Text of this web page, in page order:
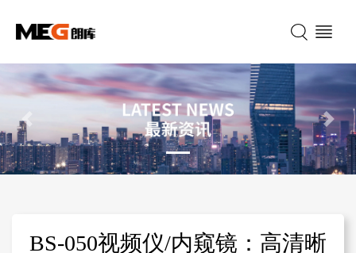
Previous Next
BS-050视频仪/内窥镜：高清晰